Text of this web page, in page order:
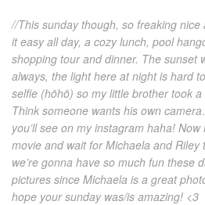
//This sunday though, so freaking
it easy all day, a cozy lunch, pool
shopping tour and dinner. The sunset
always, the light here at night is hard
selfie (höhö) so my little brother took a
Think someone wants his own
you’ll see on my instagram haha!
movie and wait for Michaela and
we’re gonna have so much fun these
pictures since Michaela is a great
hope your sunday was/is amazing! <3